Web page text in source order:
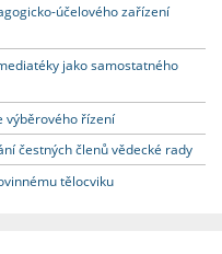
účelového zařízení
jako samostatného
výběrového řízení
čestných členů vědecké rady
tělocviku